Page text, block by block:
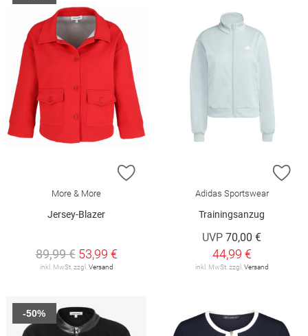
ZUR WUNSCHLISTE HINZUFÜGEN
More & More
Jersey-Blazer
89,99 € 53,99 €
inkl. MwSt. zzgl.Versand
Adidas Sportswear
Trainingsanzug
UVP 70,00 €
44,99 €
inkl. MwSt. zzgl.Versand
-50%